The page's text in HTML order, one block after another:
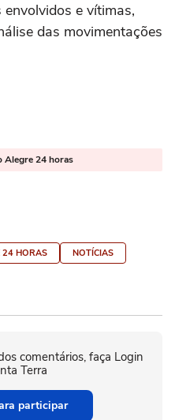
e vítimas,
das movimentações
Alegre 24 horas
24 HORAS NOTÍCIAS
comentários, faça Login
Terra
participar